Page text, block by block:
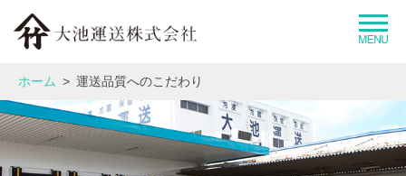
大池運送グループとは
企業情報
ホーム 運送品質へのこだわり